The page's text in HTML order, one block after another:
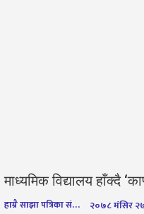
माध्यमिक विद्यालय हाँक्दै
हाम्रै साझा पत्रिका संवाददाता २०७८ मंसिर